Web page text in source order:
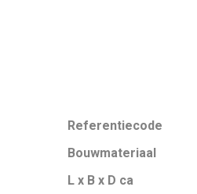
Referentiecode
Bouwmateriaal
L x B x D ca